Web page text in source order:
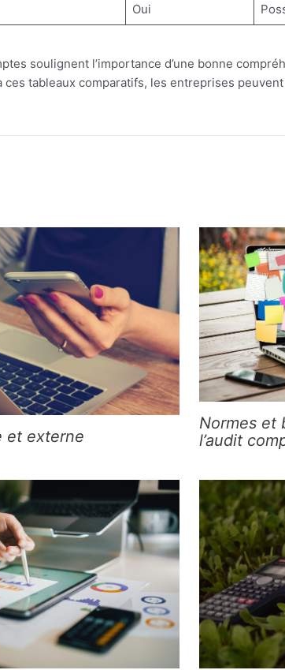
Oui
soulignent l’importance d’une bonne
tableaux comparatifs, les entreprises
et externe
Normes et
l’audit